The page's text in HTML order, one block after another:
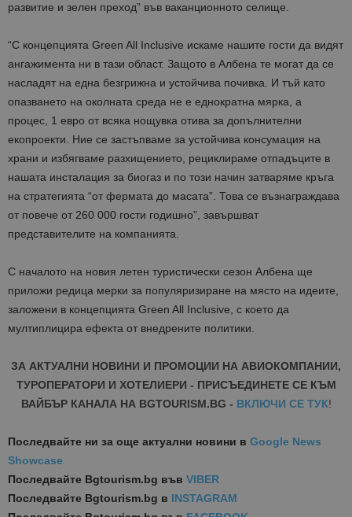
развитие и зелен преход” във ваканционното селище.
“С концепцията Green All Inclusive искаме нашите гости да видят
ангажимента ни в тази област. Защото в Албена те могат да се
насладят на една безгрижна и устойчива почивка. И тъй като
опазването на околната среда не е еднократна мярка, а
процес, 1 евро от всяка нощувка отива за допълнителни
екопроекти. Ние се застъпваме за устойчива консумация на
храни и избягваме разхищението, рециклираме отпадъците в
нашата инсталация за биогаз и по този начин затваряме кръга
на стратегията “от фермата до масата”. Това се възнаграждава
от повече от 260 000 гости годишно”, завършват
представителите на компанията.
С началото на новия летен туристически сезон Албена ще
приложи редица мерки за популяризиране на място на идеите,
заложени в концепцията Green All Inclusive, с което да
мултиплицира ефекта от внедрените политики.
ЗА АКТУАЛНИ НОВИНИ И ПРОМОЦИИ НА АВИОКОМПАНИИ,
ТУРОПЕРАТОРИ И ХОТЕЛИЕРИ - ПРИСЪЕДИНЕТЕ СЕ КЪМ
ВАЙБЪР КАНАЛА НА BGTOURISM.BG - ВКЛЮЧИ СЕ ТУК!
Последвайте ни за още актуални новини в Google News
Showcase
Последвайте Bgtourism.bg във VIBER
Последвайте Bgtourism.bg в INSTAGRAM